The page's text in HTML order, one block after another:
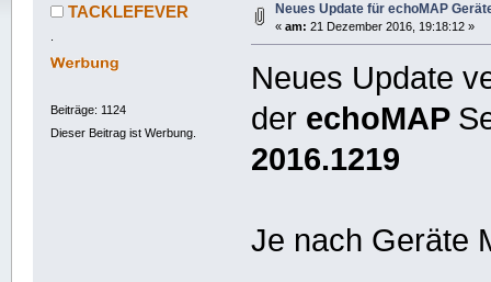
TACKLEFEVER
Beiträge: 1124
Dieser Beitrag ist Werbung.
Neues Update für echoMAP
« am: 21 Dezember 2016, 19:18:12 »
Neues Update
der echoMAP
2016.1219
Je nach Geräte